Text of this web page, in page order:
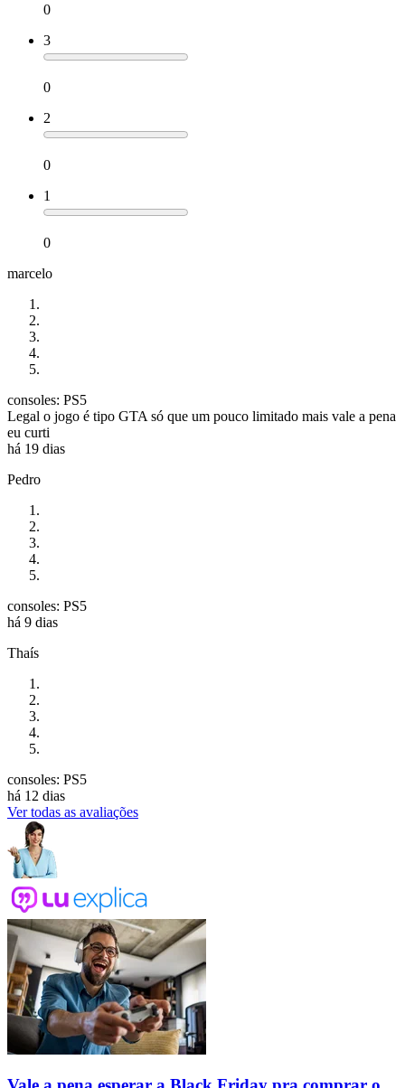
0
3
0
2
0
1
0
marcelo
consoles: PS5
Legal o jogo é tipo GTA só que um pouco limitado mais vale a pena
eu curti
há 19 dias
Pedro
consoles: PS5
há 9 dias
Thaís
consoles: PS5
há 12 dias
Ver todas as avaliações